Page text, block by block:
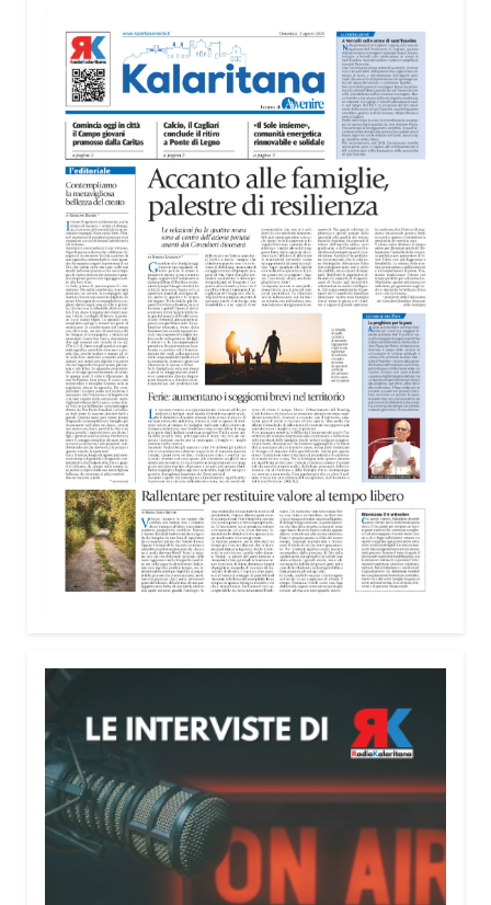
con disabilità nelle attività dell’OAMI al supporto nei
centri di accoglienza per migranti, dove
contribuiscono anche alla cura degli spazi comuni.
«Prendersi cura degli ambienti significa favorire
accoglienza e dignità», racconta Alessandro
Adimari.
Tra i partecipanti anche i seminaristi, impegnati
accanto agli anziani della casa di riposo Cristo Re.
«Un’esperienza di crescita umana e spirituale che
rafforza la vocazione al servizio», sottolinea
Cristiano Pani.
Il programma dedica spazio anche ai temi della
pace e della cooperazione nel Mediterraneo. Oggi
pomeriggio, alla Mediateca del Mediterraneo
(MEM), l’incontro con l’arcivescovo monsignor
Giuseppe Baturi ha approfondito il ruolo dei giovani
nella costruzione di ponti tra culture e popoli, con
un confronto inserito nel percorso “Cagliari Città
della Pace e del Mediterraneo”, progetto che
promuove il dialogo e la collaborazione tra le
libanese del Consiglio dei Giovani del
Mediterraneo della CEI: «Il campo è molto più di
un’esperienza di volontariato: è un’opportunità per
costruire relazioni attraverso il servizio, linguaggio
universale capace di unire persone diverse».
Condividi:
X WhatsApp